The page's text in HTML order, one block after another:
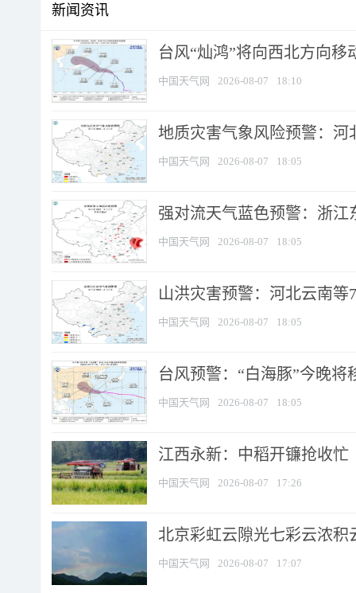
新闻资讯
台风“灿鸿”将向西北方向移
中国天气网 2026-08-07 18:10
地质灾害气象风险预警：河
中国天气网 2026-08-07 18:05
强对流天气蓝色预警：浙江
中国天气网 2026-08-07 18:05
山洪灾害预警：河北云南
中国天气网 2026-08-07 18:05
台风预警：“白海豚”今晚将
中国天气网 2026-08-07 18:05
江西永新：中稻开镰抢收忙
中国天气网 2026-08-07 17:26
北京彩虹云隙光七彩云浓积
中国天气网 2026-08-07 17:07